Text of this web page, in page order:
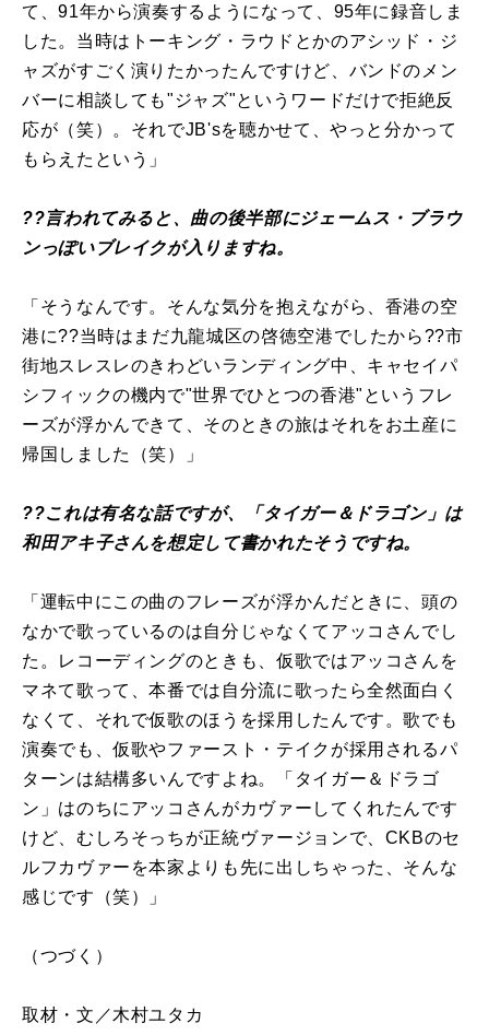
て、91年から演奏するようになって、95年に録音しま
した。当時はトーキング・ラウドとかのアシッド・ジ
ャズがすごく演りたかったんですけど、バンドのメン
バーに相談しても"ジャズ"というワードだけで拒絶反
応が（笑）。それでJB'sを聴かせて、やっと分かって
もらえたという」
??言われてみると、曲の後半部にジェームス・ブラウ
ンっぽいブレイクが入りますね。
「そうなんです。そんな気分を抱えながら、香港の空
港に??当時はまだ九龍城区の啓徳空港でしたから??市
街地スレスレのきわどいランディング中、キャセイパ
シフィックの機内で"世界でひとつの香港"というフレ
ーズが浮かんできて、そのときの旅はそれをお土産に
帰国しました（笑）」
??これは有名な話ですが、「タイガー＆ドラゴン」は
和田アキ子さんを想定して書かれたそうですね。
「運転中にこの曲のフレーズが浮かんだときに、頭の
なかで歌っているのは自分じゃなくてアッコさんでし
た。レコーディングのときも、仮歌ではアッコさんを
マネて歌って、本番では自分流に歌ったら全然面白く
なくて、それで仮歌のほうを採用したんです。歌でも
演奏でも、仮歌やファースト・テイクが採用されるパ
ターンは結構多いんですよね。「タイガー＆ドラゴ
ン」はのちにアッコさんがカヴァーしてくれたんです
けど、むしろそっちが正統ヴァージョンで、CKBのセ
ルフカヴァーを本家よりも先に出しちゃった、そんな
感じです（笑）」
（つづく）
取材・文／木村ユタカ